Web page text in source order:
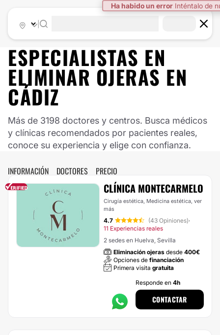
Ha habido un error Inténtalo de
ESPECIALISTAS EN
ELIMINAR OJERAS EN
CÁDIZ
Más de 3198 doctores y centros. Busca médicos
y clínicas recomendados por pacientes reales,
conoce su experiencia y elige con confianza.
INFORMACIÓN DOCTORES PRECIO
CLÍNICA MONTECARMELO
Cirugía estética, Medicina estética, ver
más
4.7 (43 Opiniones)·
11 Experiencias reales
2 sedes en Huelva, Sevilla
Eliminación ojeras desde 400€
Opciones de financiación
Primera visita gratuita
Responde en 4h
CONTACTAR